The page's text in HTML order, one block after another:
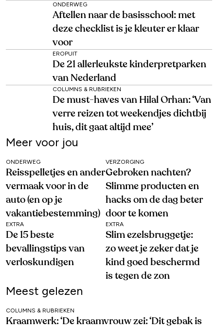
ONDERWEG
Aftellen naar de basisschool: met
deze checklist is je kleuter er klaar
voor
EROPUIT
De 21 allerleukste kinderpretparken
van Nederland
COLUMNS & RUBRIEKEN
De must-haves van Hilal Orhan: ‘Van
verre reizen tot weekendjes dichtbij
huis, dit gaat altijd mee’
Meer voor jou
ONDERWEG
Reisspelletjes en ander
vermaak voor in de
auto (en op je
vakantiebestemming)
VERZORGING
Gebroken nachten?
Slimme producten en
hacks om de dag beter
door te komen
EXTRA
De 15 beste
bevallingstips van
verloskundigen
EXTRA
Slim ezelsbruggetje:
zo weet je zeker dat je
kind goed beschermd
is tegen de zon
Meest gelezen
COLUMNS & RUBRIEKEN
Kraamwerk: ‘De kraamvrouw zei: ‘Dit gebak is